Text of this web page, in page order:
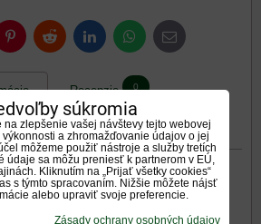
PinterestReddit LinkedInWhatsApp
E-
mail
Recenzie 0
Otázka k produktu
súkromia
na zlepšenie vašej návštevy tejto webovej
a zhromažďovanie údajov o jej
môžeme použiť nástroje a služby tretích
údaje sa môžu preniesť k partnerom v EÚ,
Kliknutím na „Prijať všetky cookies“
s týmto spracovaním. Nižšie môžete nájsť
alebo upraviť svoje preferencie.
Zásady ochrany osobných údajov